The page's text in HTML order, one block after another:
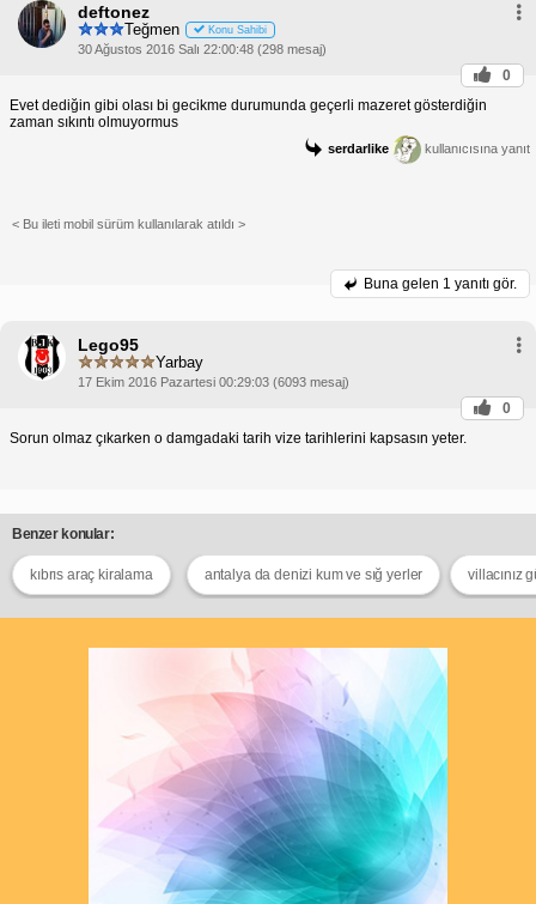
deftonez
Teğmen Konu Sahibi
30 Ağustos 2016 Salı 22:00:48 (298 mesaj)
0
Evet dediğin gibi olası bi gecikme durumunda geçerli mazeret gösterdiğin
zaman sıkıntı olmuyormus
serdarlike kullanıcısına yanıt
< Bu ileti mobil sürüm kullanılarak atıldı >
Buna gelen 1 yanıtı gör.
Lego95
Yarbay
17 Ekim 2016 Pazartesi 00:29:03 (6093 mesaj)
0
Sorun olmaz çıkarken o damgadaki tarih vize tarihlerini kapsasın yeter.
Benzer konular:
kıbrıs araç kiralama antalya da denizi kum ve sığ yerler villacınız